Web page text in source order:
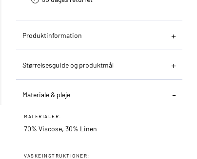
Produktinformation
Størrelsesguide og produktmål
Materiale & pleje
MATERIALER:
70% Viscose, 30% Linen
VASKEINSTRUKTIONER: